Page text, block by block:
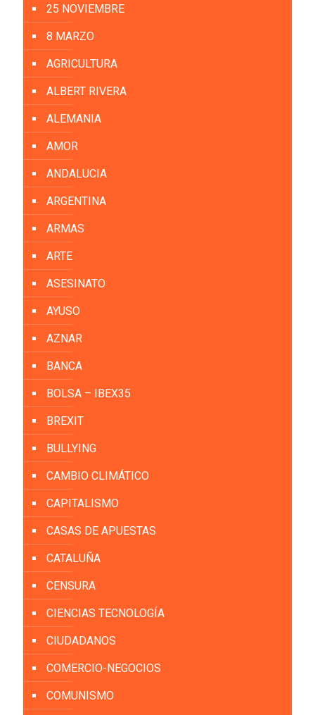
25 NOVIEMBRE
8 MARZO
AGRICULTURA
ALBERT RIVERA
ALEMANIA
AMOR
ANDALUCIA
ARGENTINA
ARMAS
ARTE
ASESINATO
AYUSO
AZNAR
BANCA
BOLSA – IBEX35
BREXIT
BULLYING
CAMBIO CLIMÁTICO
CAPITALISMO
CASAS DE APUESTAS
CATALUÑA
CENSURA
CIENCIAS TECNOLOGÍA
CIUDADANOS
COMERCIO-NEGOCIOS
COMUNISMO